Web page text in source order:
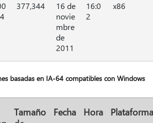
377,344
16 de
novie
mbre
de
2011
16:0
2
x86
basadas en IA-64 compatibles con Windows
Tamaño
Fecha Hora Plataforma